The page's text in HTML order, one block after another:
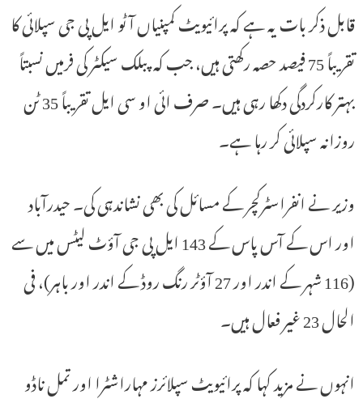
قابل ذکر بات یہ ہے کہ پرائیویٹ کمپنیاں آٹو ایل پی جی سپلائی کا
تقریباً 75 فیصد حصہ رکھتی ہیں، جب کہ پبلک سیکٹر کی فرمیں نسبتاً
بہتر کارکردگی دکھا رہی ہیں۔ صرف ائی او سی ایل تقریباً 35 ٹن
روزانہ سپلائی کر رہا ہے۔
وزیر نے انفراسٹرکچر کے مسائل کی بھی نشاندہی کی۔ حیدرآباد
اور اس کے آس پاس کے 143 ایل پی جی آؤٹ لیٹس میں سے
(116 شہر کے اندر اور 27 آؤٹر رنگ روڈ کے اندر اور باہر)، فی
الحال 23 غیر فعال ہیں۔
انہوں نے مزید کہا کہ پرائیویٹ سپلائرز مہاراشٹرا اور تمل ناڈو